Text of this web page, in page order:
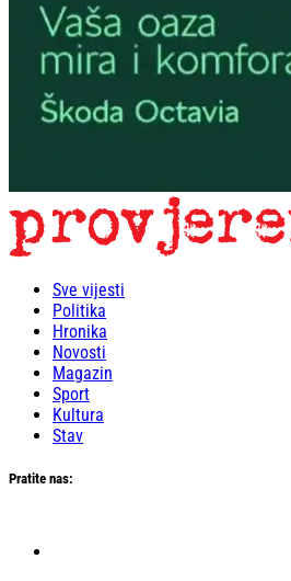
Sve vijesti
Politika
Hronika
Novosti
Magazin
Sport
Kultura
Stav
Pratite nas: